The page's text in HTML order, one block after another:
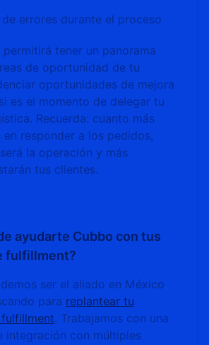
errores durante el proceso
tener un panorama
de oportunidad de tu
oportunidades de mejora
es el momento de delegar tu
Recuerda: cuanto más
en responder a los pedidos,
la operación y más
tus clientes.
ayudarte Cubbo con tus
fulfillment?
ser el aliado en México
para replantear tu
. Trabajamos con una
integración con múltiples